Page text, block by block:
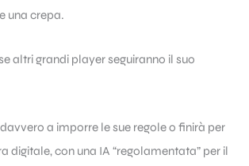
una crepa.
altri grandi player seguiranno il suo
a imporre le sue regole o finirà per
digitale, con una IA “regolamentata” per il